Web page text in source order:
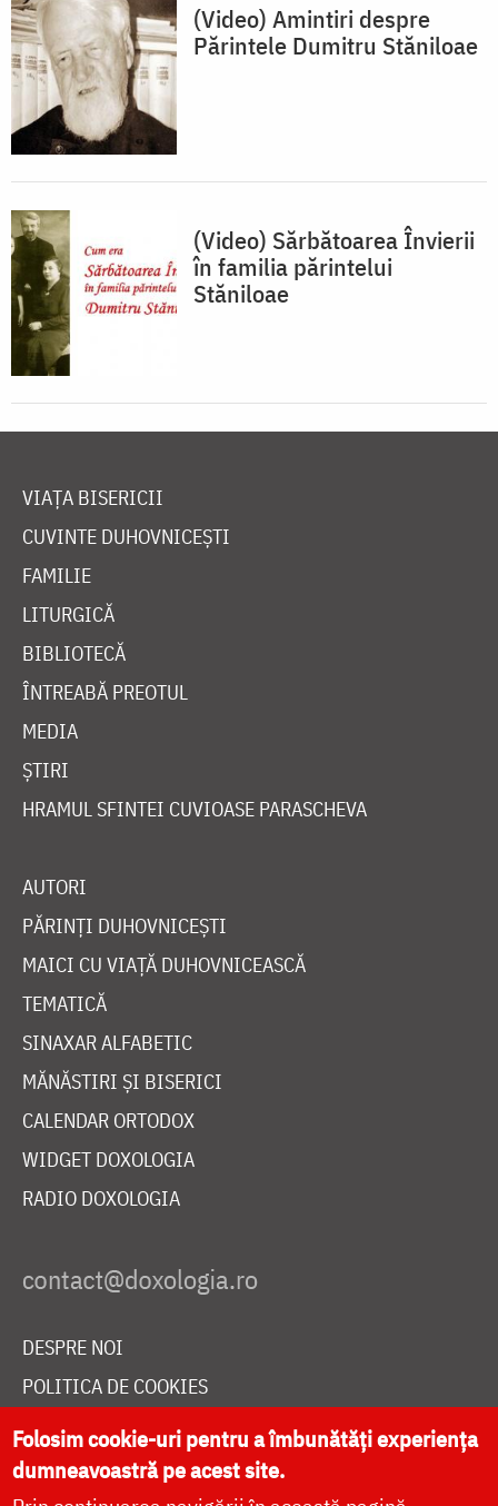
(Video) Amintiri despre
Părintele Dumitru Stăniloae
(Video) Sărbătoarea Învierii
în familia părintelui
Stăniloae
VIAȚA BISERICII
CUVINTE DUHOVNICEȘTI
FAMILIE
LITURGICĂ
BIBLIOTECĂ
ÎNTREABĂ PREOTUL
MEDIA
ȘTIRI
HRAMUL SFINTEI CUVIOASE PARASCHEVA
AUTORI
PĂRINȚI DUHOVNICEȘTI
MAICI CU VIAȚĂ DUHOVNICEASCĂ
TEMATICĂ
SINAXAR ALFABETIC
MĂNĂSTIRI ȘI BISERICI
CALENDAR ORTODOX
WIDGET DOXOLOGIA
RADIO DOXOLOGIA
DESPRE NOI
POLITICA DE COOKIES
DONEAZĂ ONLINE PENTRU CATEDRALA NAȚIONALĂ
Folosim cookie-uri pentru a îmbunătăți experiența
dumneavoastră pe acest site.